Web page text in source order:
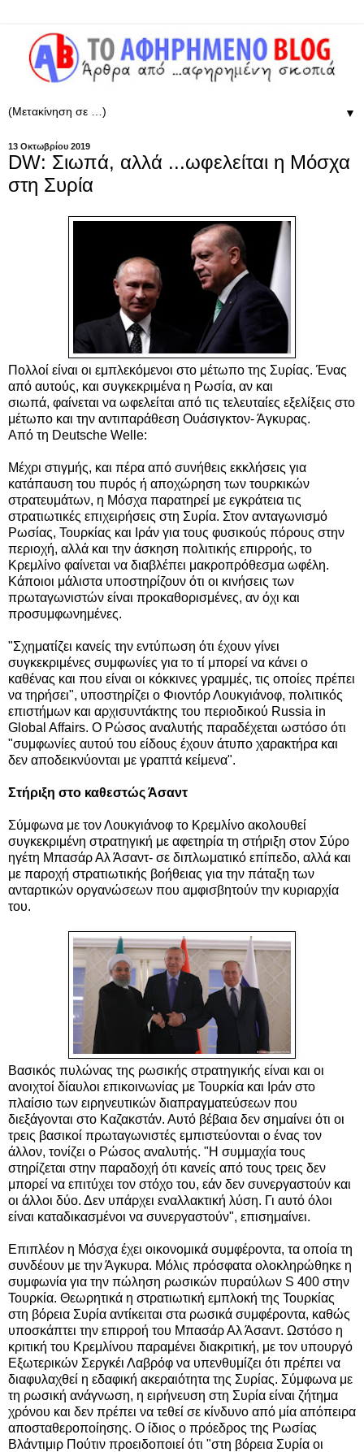
▼
13 Οκτωβρίου 2019
DW: Σιωπά, αλλά ...ωφελείται η Μόσχα
στη Συρία
Πολλοί είναι οι εμπλεκόμενοι στο μέτωπο της Συρίας. Ένας
από αυτούς, και συγκεκριμένα η Ρωσία, αν και
σιωπά, φαίνεται να ωφελείται από τις τελευταίες εξελίξεις στο
μέτωπο και την αντιπαράθεση Ουάσιγκτον- Άγκυρας.
Από τη Deutsche Welle:
Μέχρι στιγμής, και πέρα από συνήθεις εκκλήσεις για
κατάπαυση του πυρός ή αποχώρηση των τουρκικών
στρατευμάτων, η Μόσχα παρατηρεί με εγκράτεια τις
στρατιωτικές επιχειρήσεις στη Συρία. Στον ανταγωνισμό
Ρωσίας, Τουρκίας και Ιράν για τους φυσικούς πόρους στην
περιοχή, αλλά και την άσκηση πολιτικής επιρροής, το
Κρεμλίνο φαίνεται να διαβλέπει μακροπρόθεσμα ωφέλη.
Κάποιοι μάλιστα υποστηρίζουν ότι οι κινήσεις των
πρωταγωνιστών είναι προκαθορισμένες, αν όχι και
προσυμφωνημένες.
"Σχηματίζει κανείς την εντύπωση ότι έχουν γίνει
συγκεκριμένες συμφωνίες για το τί μπορεί να κάνει ο
καθένας και που είναι οι κόκκινες γραμμές, τις οποίες πρέπει
να τηρήσει", υποστηρίζει ο Φιοντόρ Λουκγιάνοφ, πολιτικός
επιστήμων και αρχισυντάκτης του περιοδικού Russia in
Global Affairs. Ο Ρώσος αναλυτής παραδέχεται ωστόσο ότι
"συμφωνίες αυτού του είδους έχουν άτυπο χαρακτήρα και
δεν αποδεικνύονται με γραπτά κείμενα".
Στήριξη στο καθεστώς Άσαντ
Σύμφωνα με τον Λουκγιάνοφ το Κρεμλίνο ακολουθεί
συγκεκριμένη στρατηγική με αφετηρία τη στήριξη στον Σύρο
ηγέτη Μπασάρ Αλ Άσαντ- σε διπλωματικό επίπεδο, αλλά και
με παροχή στρατιωτικής βοήθειας για την πάταξη των
ανταρτικών οργανώσεων που αμφισβητούν την κυριαρχία
του.
Βασικός πυλώνας της ρωσικής στρατηγικής είναι και οι
ανοιχτοί δίαυλοι επικοινωνίας με Τουρκία και Ιράν στο
πλαίσιο των ειρηνευτικών διαπραγματεύσεων που
διεξάγονται στο Καζακστάν. Αυτό βέβαια δεν σημαίνει ότι οι
τρεις βασικοί πρωταγωνιστές εμπιστεύονται ο ένας τον
άλλον, τονίζει ο Ρώσος αναλυτής. "Η συμμαχία τους
στηρίζεται στην παραδοχή ότι κανείς από τους τρεις δεν
μπορεί να επιτύχει τον στόχο του, εάν δεν συνεργαστούν και
οι άλλοι δύο. Δεν υπάρχει εναλλακτική λύση. Γι αυτό όλοι
είναι καταδικασμένοι να συνεργαστούν", επισημαίνει.
Επιπλέον η Μόσχα έχει οικονομικά συμφέροντα, τα οποία τη
συνδέουν με την Άγκυρα. Μόλις πρόσφατα ολοκληρώθηκε η
συμφωνία για την πώληση ρωσικών πυραύλων S 400 στην
Τουρκία. Θεωρητικά η στρατιωτική εμπλοκή της Τουρκίας
στη βόρεια Συρία αντίκειται στα ρωσικά συμφέροντα, καθώς
υποσκάπτει την επιρροή του Μπασάρ Αλ Άσαντ. Ωστόσο η
κριτική του Κρεμλίνου παραμένει διακριτική, με τον υπουργό
Εξωτερικών Σεργκέι Λαβρόφ να υπενθυμίζει ότι πρέπει να
διαφυλαχθεί η εδαφική ακεραιότητα της Συρίας. Σύμφωνα με
τη ρωσική ανάγνωση, η ειρήνευση στη Συρία είναι ζήτημα
χρόνου και δεν πρέπει να τεθεί σε κίνδυνο από μία απόπειρα
αποσταθεροποίησης. O ίδιος ο πρόεδρος της Ρωσίας
Βλάντιμιρ Πούτιν προειδοποιεί ότι "στη βόρεια Συρία οι